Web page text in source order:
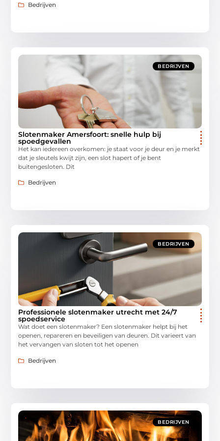
Bedrijven
BEDRIJVEN
Slotenmaker Amersfoort: snelle hulp bij
spoedgevallen
Het kan iedereen overkomen: je staat voor je deur en je merkt
dat je sleutels kwijt zijn, een slot hapert of je bent
buitengesloten. Dit
Bedrijven
BEDRIJVEN
Professionele slotenmaker utrecht met 24/7
spoedservice
Wat doet een slotenmaker? Een slotenmaker helpt bij het
openen, repareren en beveiligen van deuren. Dit varieert van
het vervangen van sloten tot het openen
Bedrijven
BEDRIJVEN